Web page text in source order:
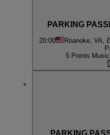
PARKING
20:00 Roanoke, VA,
5 Points